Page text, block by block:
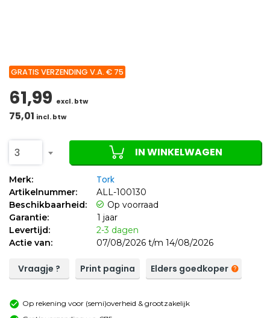
GRATIS VERZENDING V.A. € 75
61,99 excl. btw
75,01 incl. btw
3 IN WINKELWAGEN
Merk: Tork
Artikelnummer:
ALL-100130
Beschikbaarheid:
Op voorraad
Garantie:
1 jaar
Levertijd:
2-3 dagen
Actie van:
07/08/2026 t/m 14/08/2026
Vraagje ? Print pagina Elders goedkoper
Op rekening voor (semi)overheid & grootzakelijk